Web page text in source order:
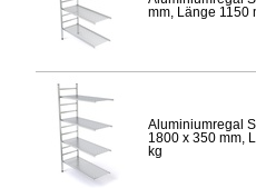
mm, Länge 1150
Aluminiumregal
1800 x 350 mm,
kg